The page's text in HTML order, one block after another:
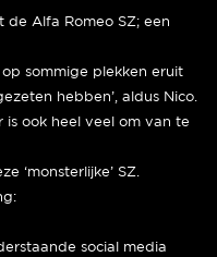
de Alfa Romeo SZ; een
sommige plekken eruit
hebben’, aldus Nico.
is ook heel veel om van te
‘monsterlijke’ SZ.
social media